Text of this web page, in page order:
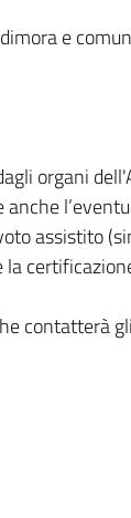
e
organi
assistito
contatterà